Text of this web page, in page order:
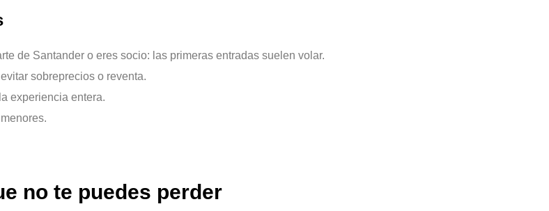
de Santander o eres socio: las primeras entradas suelen volar.
sobreprecios o reventa.
experiencia entera.
no te puedes perder